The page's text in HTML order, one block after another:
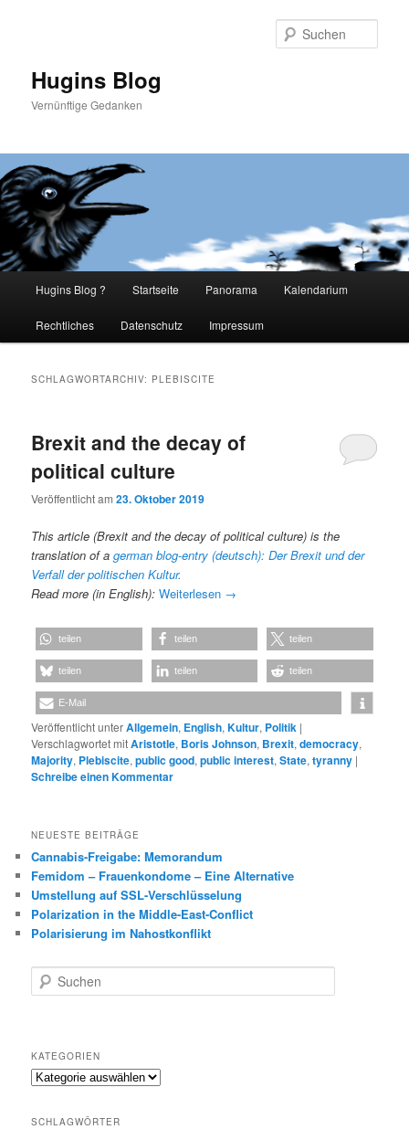
Hugins Blog
Vernünftige Gedanken
Zum
primären
Zum
sekundären
Hugins Blog ? Startseite Panorama Kalendarium
Rechtliches Datenschutz Impressum
SCHLAGWORTARCHIV: PLEBISCITE
Brexit and the decay of
political culture
Veröffentlicht am23. Oktober 2019
This article (Brexit and the decay of political culture) is the
translation of agerman blog-entry (deutsch): Der Brexit und der
Verfall der politischen Kultur.
Read more (in English): Weiterlesen →
teilen teilen teilen
teilen teilen teilen
E-Mail
Veröffentlicht unterAllgemein, English,Kultur, Politik |
Verschlagwortet mitAristotle, Boris Johnson, Brexit,democracy,
Majority, Plebiscite,public good,public interest,State,tyranny |
Schreibe einen Kommentar
NEUESTE BEITRÄGE
Cannabis-Freigabe: Memorandum
Femidom – Frauenkondome – Eine Alternative
Umstellung auf SSL-Verschlüsselung
Polarization in the Middle-East-Conflict
Polarisierung im Nahostkonflikt
u
n
KATEGORIEN
Kategorien
SCHLAGWÖRTER